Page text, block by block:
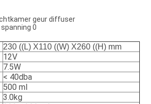
230 ((L) X110 ((W) X260 ((H) mm
12V
7.5W
< 40dba
500 ml
3.0kg